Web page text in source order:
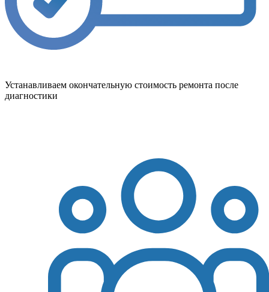
Устанавливаем окончательную стоимость ремонта после
диагностики